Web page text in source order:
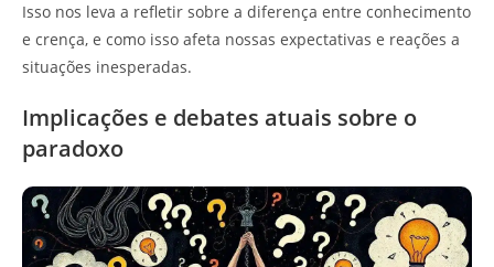
Isso nos leva a refletir sobre a diferença entre conhecimento
e crença, e como isso afeta nossas expectativas e reações a
situações inesperadas.
Implicações e debates atuais sobre o
paradoxo